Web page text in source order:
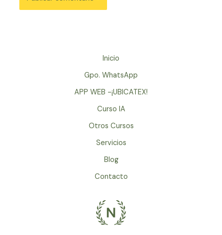
Inicio
Gpo. WhatsApp
APP WEB -¡UBICATEX!
Curso IA
Otros Cursos
Servicios
Blog
Contacto